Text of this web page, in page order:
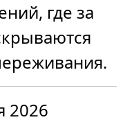
где за
2026